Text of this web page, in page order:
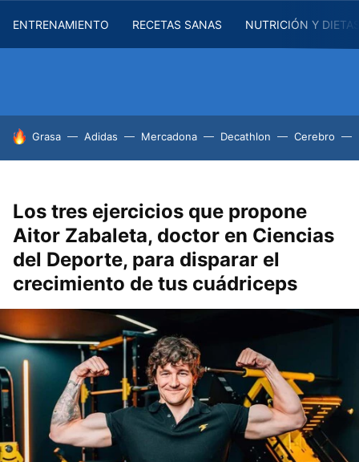
ENTRENAMIENTO RECETAS SANAS NUTRICIÓN Y
HOY SE HABLA DE
Grasa Adidas Mercadona Decathlon Cerebro
Los tres ejercicios que propone
Aitor Zabaleta, doctor en Ciencias
del Deporte, para disparar el
crecimiento de tus cuádriceps